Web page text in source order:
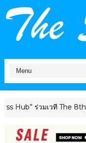
ร่วมเวที The 8th SMART